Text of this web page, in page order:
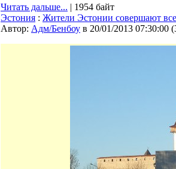
Читать дальше... | 1954 байт
Эстония : Жители Эстонии совершают
Автор: Адм/Бенбоу в 20/01/2013 07:30:00 (